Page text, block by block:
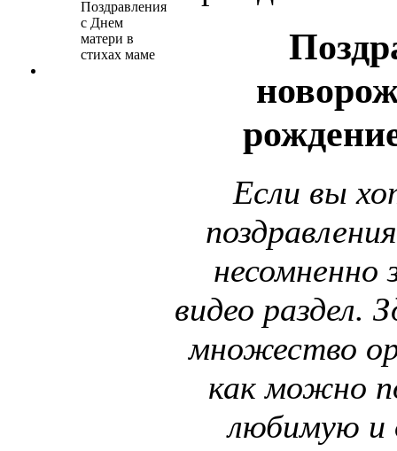
Если вы
несомненно
видео раздел.
множество
как можно
любимую и